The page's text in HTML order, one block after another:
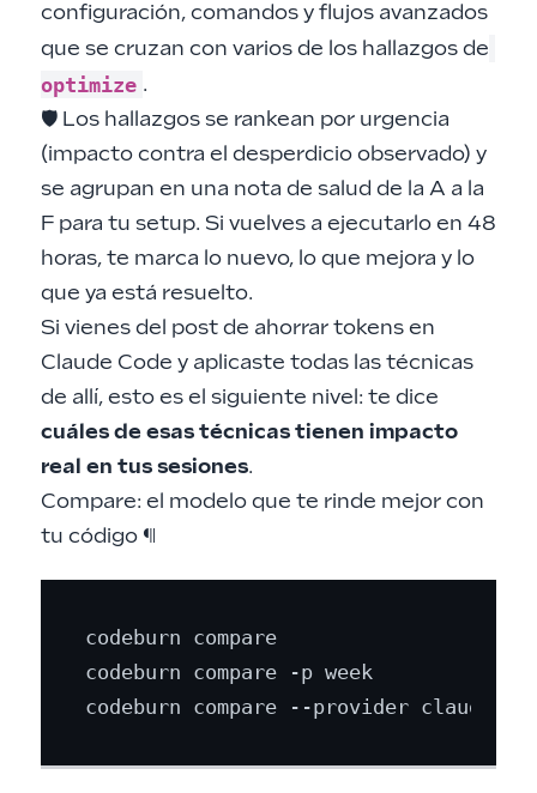
configuración, comandos y flujos avanzados
que se cruzan con varios de los hallazgos de
optimize .
🛡️ Los hallazgos se rankean por urgencia
(impacto contra el desperdicio observado) y
se agrupan en una nota de salud de la A a la
F para tu setup. Si vuelves a ejecutarlo en 48
horas, te marca lo nuevo, lo que mejora y lo
que ya está resuelto.
Si vienes del post de ahorrar tokens en
Claude Code y aplicaste todas las técnicas
de allí, esto es el siguiente nivel: te dice
cuáles de esas técnicas tienen impacto
real en tus sesiones.
Compare: el modelo que te rinde mejor con
tu código ¶
codeburn
codeburn compare -p
codeburn compare --provider